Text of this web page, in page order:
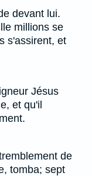
devant lui.
millions se
s'assirent, et
Jésus
et qu'il
de
tomba; sept